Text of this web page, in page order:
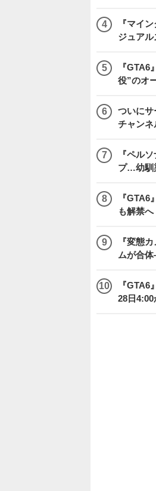
『マイ
ジュア
『
役”のオ
ついに
チャンネ
『ペル
プ…幼馴
『
も解禁へ
『変態
ムが合
『
28日